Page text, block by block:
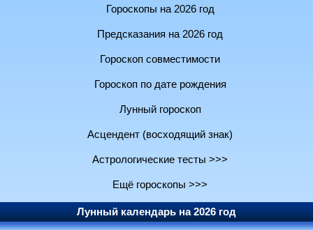
Гороскопы на 2026 год
Предсказания на 2026 год
Гороскоп совместимости
Гороскоп по дате рождения
Лунный гороскоп
Асцендент (восходящий знак)
Астрологические тесты >>>
Ещё гороскопы >>>
Лунный календарь на 2026 год